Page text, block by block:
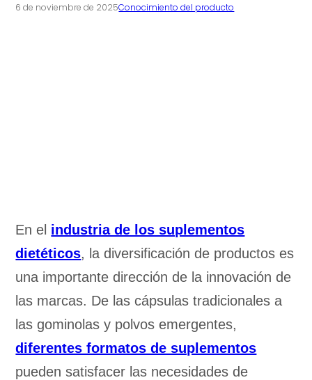
6 de noviembre de 2025Conocimiento del producto
En el industria de los suplementos
dietéticos, la diversificación de productos es
una importante dirección de la innovación de
las marcas. De las cápsulas tradicionales a
las gominolas y polvos emergentes,
diferentes formatos de suplementos
pueden satisfacer las necesidades de